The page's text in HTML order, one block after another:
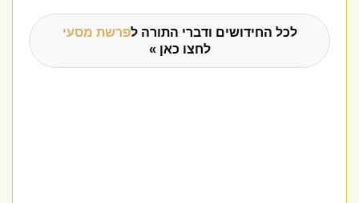
לכל החידושים ודברי התורה לפרשת מסעי
לחצו כאן »